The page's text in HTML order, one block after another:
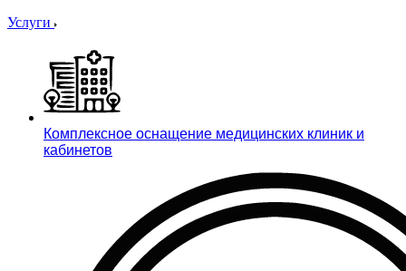
Услуги
Комплексное оснащение медицинских клиник и
кабинетов